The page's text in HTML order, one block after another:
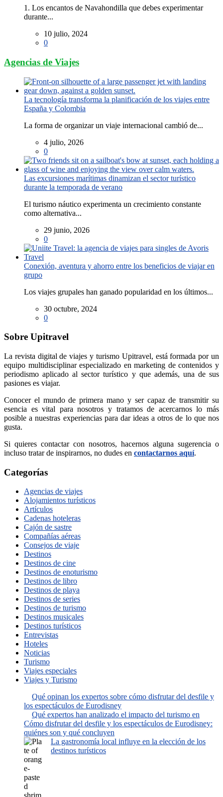
1. Los encantos de Navahondilla que debes experimentar
durante...
10 julio, 2024
0
Agencias de Viajes
La tecnología transforma la planificación de los viajes entre
España y Colombia
La forma de organizar un viaje internacional cambió de...
4 julio, 2026
0
Las excursiones marítimas dinamizan el sector turístico
durante la temporada de verano
El turismo náutico experimenta un crecimiento constante
como alternativa...
29 junio, 2026
0
Conexión, aventura y ahorro entre los beneficios de viajar en
grupo
Los viajes grupales han ganado popularidad en los últimos...
30 octubre, 2024
0
Sobre Upitravel
La revista digital de viajes y turismo Upitravel, está formada por un
equipo multidisciplinar especializado en marketing de contenidos y
periodismo aplicado al sector turístico y que además, una de sus
pasiones es viajar.
Conocer el mundo de primera mano y ser capaz de transmitir su
esencia es vital para nosotros y tratamos de acercarnos lo más
posible a nuestras experiencias para dar ideas a otros de lo que nos
gusta.
Si quieres contactar con nosotros, hacernos alguna sugerencia o
incluso tratar de inspirarnos, no dudes en contactarnos aquí.
Categorías
Agencias de viajes
Alojamientos turísticos
Artículos
Cadenas hoteleras
Cajón de sastre
Compañías aéreas
Consejos de viaje
Destinos
Destinos de cine
Destinos de enoturismo
Destinos de libro
Destinos de playa
Destinos de series
Destinos de turismo
Destinos musicales
Destinos turísticos
Entrevistas
Hoteles
Noticias
Turismo
Viajes especiales
Viajes y Turismo
Qué opinan los expertos sobre cómo disfrutar del desfile y
los espectáculos de Eurodisney
Qué expertos han analizado el impacto del turismo en
Cómo disfrutar del desfile y los espectáculos de Eurodisney:
quiénes son y qué concluyen
La gastronomía local influye en la elección de los
destinos turísticos